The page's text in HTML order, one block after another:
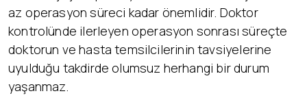
az operasyon süreci kadar önemlidir. Doktor
kontrolünde ilerleyen operasyon sonrası süreçte
doktorun ve hasta temsilcilerinin tavsiyelerine
uyulduğu takdirde olumsuz herhangi bir durum
yaşanmaz.